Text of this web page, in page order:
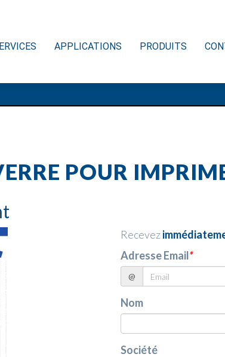
APPLICATIONS PRODUITS
POUR
Recevez
Adresse Email*
@
Nom
Société